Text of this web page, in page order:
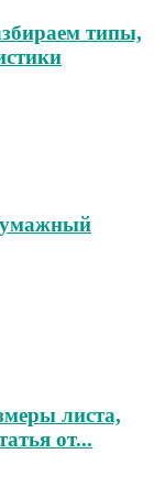
типы,
листа,
от...